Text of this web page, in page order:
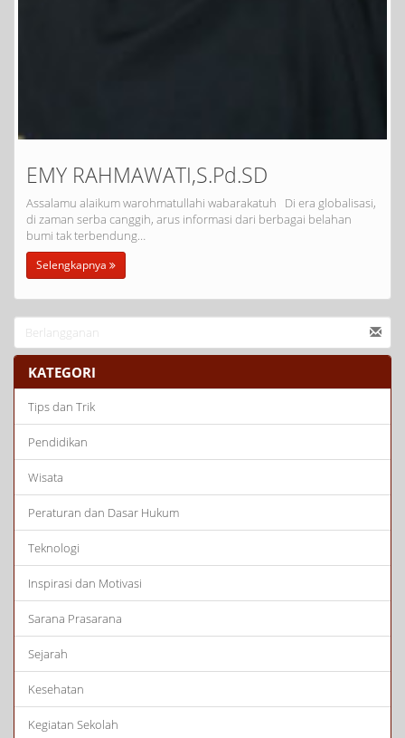
EMY RAHMAWATI,S.Pd.SD
Assalamu alaikum warohmatullahi wabarakatuh Di era globalisasi,
di zaman serba canggih, arus informasi dari berbagai belahan
bumi tak terbendung…
Selengkapnya
KATEGORI
Tips dan Trik
Pendidikan
Wisata
Peraturan dan Dasar Hukum
Teknologi
Inspirasi dan Motivasi
Sarana Prasarana
Sejarah
Kesehatan
Kegiatan Sekolah